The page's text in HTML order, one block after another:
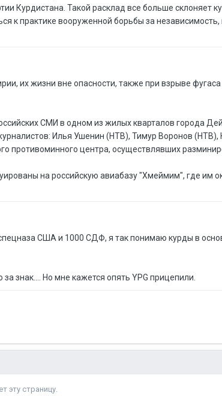
Курдистана. Такой расклад все больше склоняет
к практике вооруженной борьбы за
их жизни вне опасности, также при взрыве
СМИ в одном из жилых кварталов города
Илья Ушенин (НТВ), Тимур Воронов
противоминного центра, осуществлявших
на российскую авиабазу "Хмеймим", где им
США и 1000 СДФ, я так понимаю курды в
знак.... Но мне кажется опять YPG прицепили.
эту страницу.